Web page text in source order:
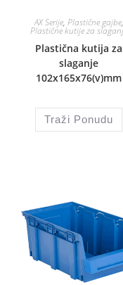
AX Serije, Plastične gajbe,
Plastične kutije za
Plastična kutija za
slaganje
102x165x76(v)mm
Traži Ponudu